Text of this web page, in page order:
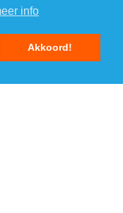
info
Akkoord!
4